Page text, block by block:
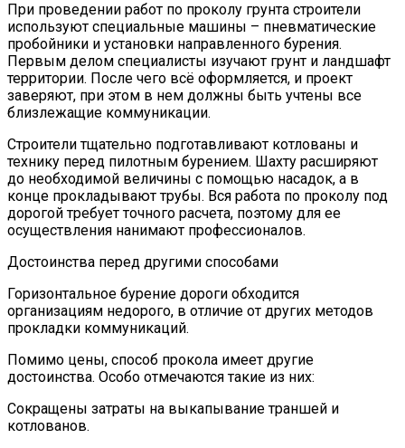
При проведении работ по проколу грунта строители
используют специальные машины – пневматические
пробойники и установки направленного бурения.
Первым делом специалисты изучают грунт и ландшафт
территории. После чего всё оформляется, и проект
заверяют, при этом в нем должны быть учтены все
близлежащие коммуникации.
Строители тщательно подготавливают котлованы и
технику перед пилотным бурением. Шахту расширяют
до необходимой величины с помощью насадок, а в
конце прокладывают трубы. Вся работа по проколу под
дорогой требует точного расчета, поэтому для ее
осуществления нанимают профессионалов.
Достоинства перед другими способами
Горизонтальное бурение дороги обходится
организациям недорого, в отличие от других методов
прокладки коммуникаций.
Помимо цены, способ прокола имеет другие
достоинства. Особо отмечаются такие из них:
Сокращены затраты на выкапывание траншей и
котлованов.